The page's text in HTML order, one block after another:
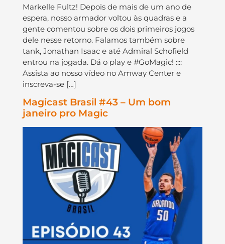
Markelle Fultz! Depois de mais de um ano de
espera, nosso armador voltou às quadras e a
gente comentou sobre os dois primeiros jogos
dele nesse retorno. Falamos também sobre
tank, Jonathan Isaac e até Admiral Schofield
entrou na jogada. Dá o play e #GoMagic! ::::
Assista ao nosso vídeo no Amway Center e
inscreva-se […]
Magicast Brasil #43 – Um bom
janeiro pro Magic